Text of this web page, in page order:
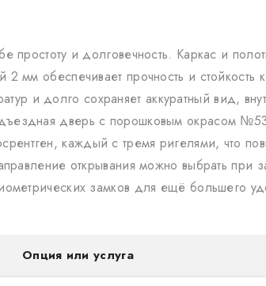
простоту и долговечность. Каркас и
мм обеспечивает прочность и стойкость
и долго сохраняет аккуратный вид,
дверь с порошковым окрасом
каждый с тремя ригелями, что
открывания можно выбрать при
замков для ещё большего
Опция или услуга